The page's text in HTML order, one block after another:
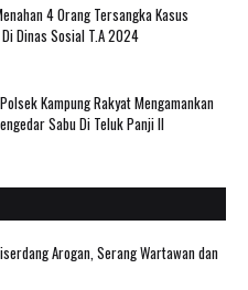
4 Orang Tersangka Kasus
Dinas Sosial T.A 2024
Kampung Rakyat Mengamankan
Sabu Di Teluk Panji II
Arogan, Serang Wartawan dan